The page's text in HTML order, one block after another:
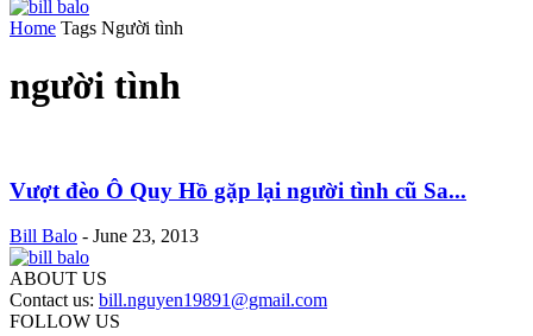
Home Tags Người tình
người tình
Vượt đèo Ô Quy Hồ gặp lại người tình cũ Sa...
Bill Balo - June 23, 2013
ABOUT US
Contact us: bill.nguyen19891@gmail.com
FOLLOW US